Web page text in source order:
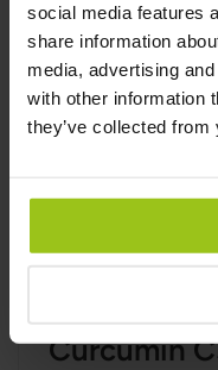
social media features
share information
media, advertising
with other information
they’ve collected
sativum)
Hvitløk er kjent for
antibakterielle
forbindelsen i
soppvekst og
Hvitløk bidrar også
Curcumin